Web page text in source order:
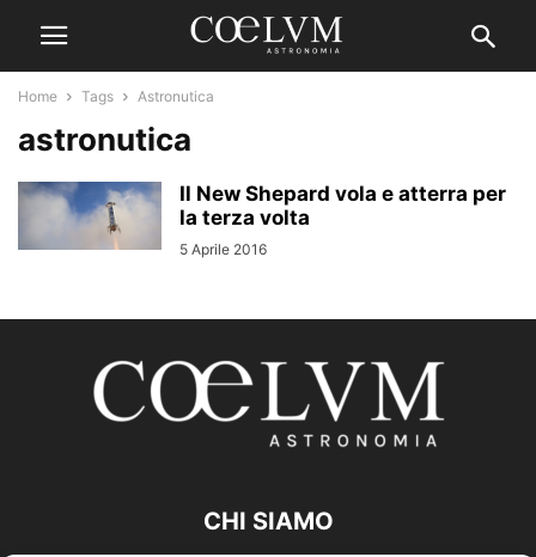
Home Tags Astronutica
astronutica
Il New Shepard vola e atterra per
la terza volta
5 Aprile 2016
CHI SIAMO